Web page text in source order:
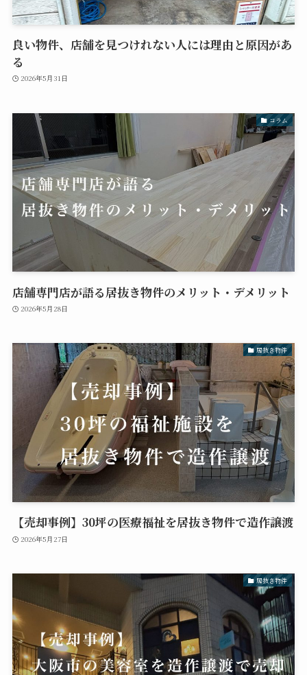
良い物件、店舗を見つけれない人には理由と原因があ
る
2026年5月31日
コラム
店舗専門店が語る居抜き物件のメリット・デメリット
2026年5月28日
居抜き物件
【売却事例】30坪の医療福祉を居抜き物件で造作譲渡
2026年5月27日
居抜き物件